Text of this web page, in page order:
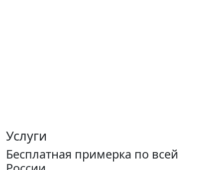
Услуги
Бесплатная примерка по всей